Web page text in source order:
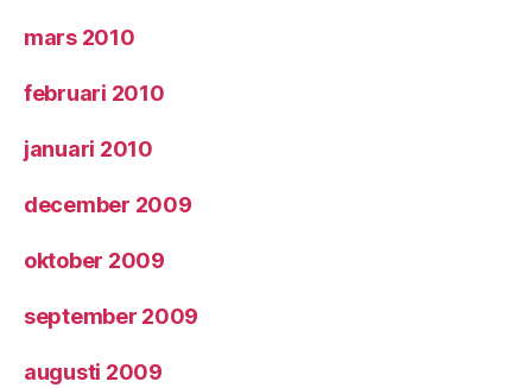
mars 2010
februari 2010
januari 2010
december 2009
oktober 2009
september 2009
augusti 2009